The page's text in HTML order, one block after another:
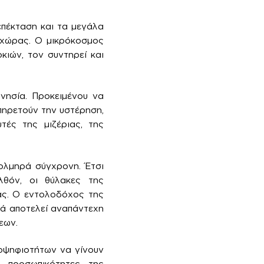
και τα μεγάλα
χώρας. Ο μικρόκοσμος
τον συντηρεί και
Προκειμένου να
την υστέρηση,
της μιζέριας, της
σύγχρονη. Έτσι
οι θύλακες της
Ο εντολοδόχος της
αποτελεί αναπάντεχη
να γίνουν